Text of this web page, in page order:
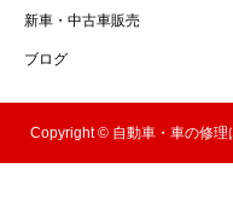
新車・中古車販売
ブログ
Copyright © 自動車・車の修